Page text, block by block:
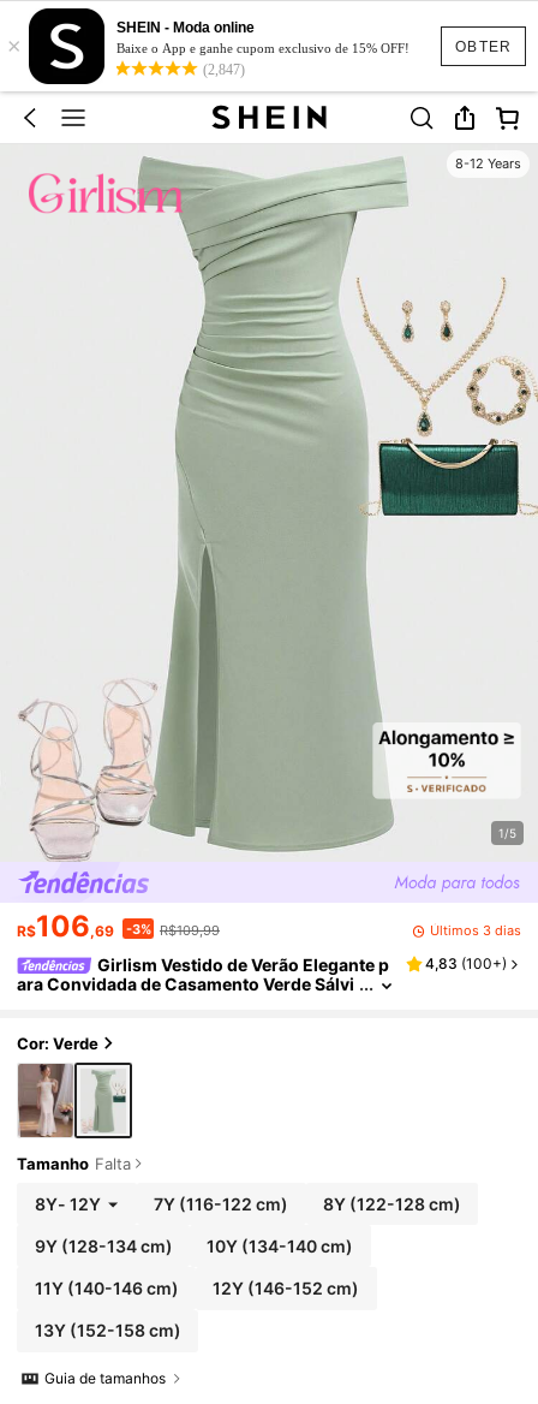
OBTER
×
SHEIN - Moda online
Baixe o App e ganhe cupom exclusivo de 15% OFF!
(2,847)
8-12 Years
1/5
R$106,69 -3% R$109,99 Últimos 3 dias
Girlism Vestido de Verão Elegante p
ara Convidada de Casamento Verde Sálvi
de Peixe, Estilo Campus de Volta às Aulas, Fes
ta, Uso Diário
4,83 (100+)
Cor: Verde
Tamanho Falta
8Y- 12Y 7Y (116-122 cm) 8Y (122-128 cm)
9Y(128-134 cm) 10Y (134-140 cm)
11Y(140-146 cm) 12Y (146-152 cm)
13Y(152-158 cm)
Guia de tamanhos